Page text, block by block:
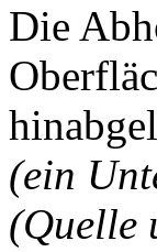
Die
(ein
(Quelle